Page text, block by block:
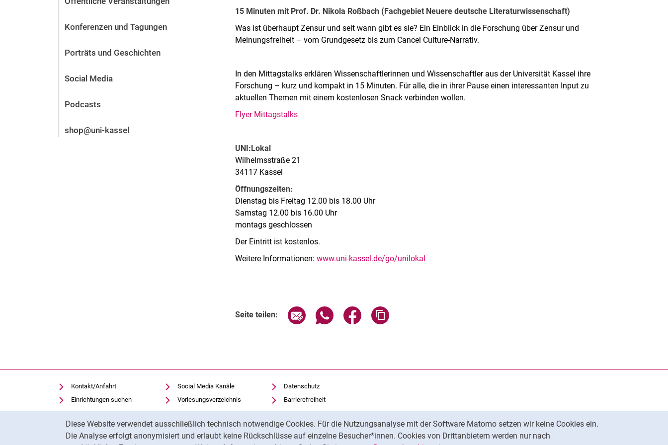
Diese Website verwendet ausschließlich technisch notwendige Cookies. Für die Nutzungsanalyse mit der Software Matomo setzen wir keine Cookies ein.
Die Analyse erfolgt anonymisiert und erlaubt keine Rückschlüsse auf einzelne Besucher*innen. Cookies von Drittanbietern werden nur nach
Stellenangebote
Alum­ni und Freunde
Kontakt und Standorte
Konferenzen und Tagungen
Porträts und Geschichten
Social Media
Podcasts
shop@uni-kassel
15 Minuten mit Prof. Dr. Nikola Roßbach (Fachgebiet Neuere deutsche Literaturwissenschaft)
Was ist überhaupt Zensur und seit wann gibt es sie? Ein Einblick in die Forschung über Zensur und
Meinungsfreiheit – vom Grundgesetz bis zum Cancel Culture-Narrativ.
In den Mittagstalks erklären Wissenschaftlerinnen und Wissenschaftler aus der Universität Kassel ihre
Forschung – kurz und kompakt in 15 Minuten. Für alle, die in ihrer Pause einen interessanten Input zu
aktuellen Themen mit einem kostenlosen Snack verbinden wollen.
Flyer Mittagstalks
UNI:Lokal
Wilhelmsstraße 21
34117 Kassel
Öffnungszeiten:
Dienstag bis Freitag 12.00 bis 18.00 Uhr
Samstag 12.00 bis 16.00 Uhr
montags geschlossen
Der Eintritt ist kostenlos.
Weitere Informationen:www.uni-kassel.de/go/unilokal
Seite teilen: Seite über E-Mail teilen
Seite über WhatsApp teilen (externer Link, öffnet neues Fenster)
Seite über Facebook teilen (externer Link, öffnet neues Fenster)
Kontakt/Anfahrt
Einrichtungen suchen
Stellenangebote
Notfall
Cookie-Einstellungen
Social Media Kanäle
Vorlesungsverzeichnis
Moodle
Panopto
Universitätsbibliothek
Datenschutz
Barrierefreiheit
Transparenter KI-Einsatz
Impressum